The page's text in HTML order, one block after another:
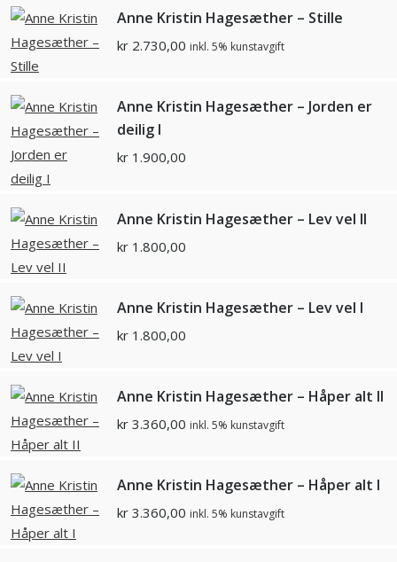
Anne Kristin Hagesæther – Stille
kr 2.730,00 inkl. 5% kunstavgift
Anne Kristin Hagesæther – Jorden er
deilig I
kr 1.900,00
Anne Kristin Hagesæther – Lev vel II
kr 1.800,00
Anne Kristin Hagesæther – Lev vel I
kr 1.800,00
Anne Kristin Hagesæther – Håper alt II
kr 3.360,00 inkl. 5% kunstavgift
Anne Kristin Hagesæther – Håper alt I
kr 3.360,00 inkl. 5% kunstavgift